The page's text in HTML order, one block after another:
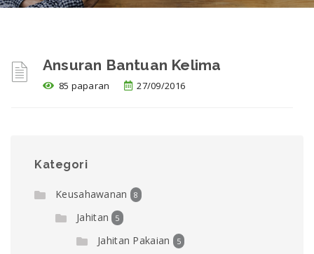
Ansuran Bantuan Kelima
85 paparan 27/09/2016
Kategori
Keusahawanan 8
Jahitan 5
Jahitan Pakaian 5